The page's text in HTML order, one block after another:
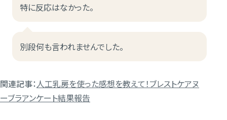
特に反応はなかった。
別段何も言われませんでした。
関連記事： 人工乳房を使った感想を教えて！ブレストケアヌ
ーブラアンケート結果報告